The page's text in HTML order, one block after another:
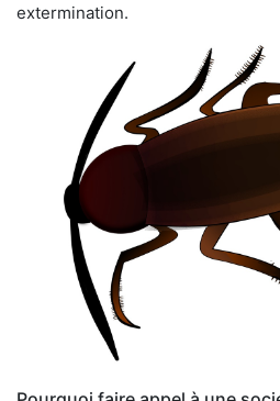
extermination.